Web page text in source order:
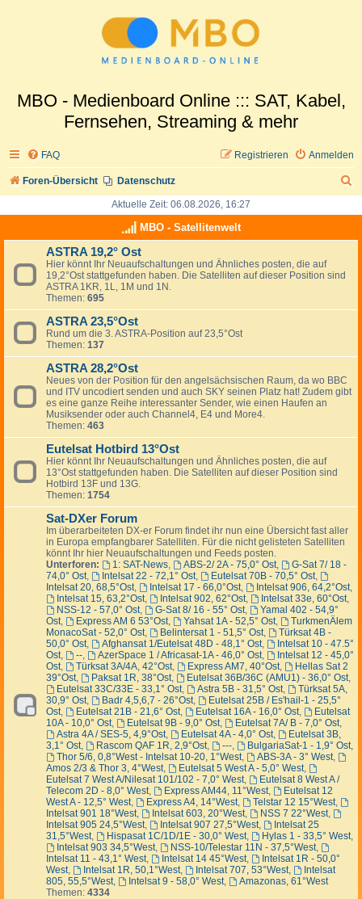
MBO - Medienboard Online ::: SAT, Kabel,
Fernsehen, Streaming & mehr
FAQ Anmelden
Registrieren
Foren-Übersicht Datenschutz
h
Aktuelle Zeit: 06.08.2026, 16:27
MBO - Satellitenwelt
ASTRA 19,2° Ost
Hier könnt Ihr Neuaufschaltungen und Ähnliches posten, die auf
19,2°Ost stattgefunden haben. Die Satelliten auf dieser Position sind
ASTRA 1KR, 1L, 1M und 1N.
Themen: 695
ASTRA 23,5°Ost
Rund um die 3. ASTRA-Position auf 23,5°Ost
Themen: 137
ASTRA 28,2°Ost
Neues von der Position für den angelsächsischen Raum, da wo BBC
und ITV uncodiert senden und auch SKY seinen Platz hat! Zudem gibt
es eine ganze Reihe interessanter Sender, wie einen Haufen an
Musiksender oder auch Channel4, E4 und More4.
Themen: 463
Eutelsat Hotbird 13°Ost
Hier könnt Ihr Neuaufschaltungen und Ähnliches posten, die auf
13°Ost stattgefunden haben. Die Satelliten auf dieser Position sind
Hotbird 13F und 13G.
Themen: 1754
Sat-DXer Forum
Im überarbeiteten DX-er Forum findet ihr nun eine Übersicht fast aller
in Europa empfangbarer Satelliten. Für die nicht gelisteten Satelliten
könnt Ihr hier Neuaufschaltungen und Feeds posten.
Unterforen:
1: SAT-News, ABS-2/ 2A - 75,0° Ost,
G-Sat 7/ 18 -
74,0° Ost, Intelsat 22 - 72,1° Ost, Eutelsat 70B - 70,5° Ost,
Intelsat 20, 68,5°Ost, Intelsat 17 - 66,0°Ost, Intelsat 906, 64,2°Ost,
Intelsat 15, 63,2°Ost, Intelsat 902, 62°Ost, Intelsat 33e, 60°Ost,
NSS-12 - 57,0° Ost, G-Sat 8/ 16 - 55° Ost,
Yamal 402 - 54,9°
Ost, Express AM 6 53°Ost, Yahsat 1A - 52,5° Ost,
TurkmenÄlem
MonacoSat - 52,0° Ost, Belintersat 1 - 51,5° Ost,
Türksat 4B -
50,0° Ost, Afghansat 1/Eutelsat 48D - 48,1° Ost,
Intelsat 10 - 47.5°
Ost, --, AzerSpace 1 / Africasat-1A - 46,0° Ost,
Intelsat 12 - 45,0°
Ost, Türksat 3A/4A, 42°Ost, Express AM7, 40°Ost,
Hellas Sat 2
39°Ost, Paksat 1R, 38°Ost, Eutelsat 36B/36C (AMU1) - 36,0° Ost,
Eutelsat 33C/33E - 33,1° Ost, Astra 5B - 31,5° Ost,
Türksat 5A,
30,9° Ost, Badr 4,5,6,7 - 26°Ost,
Eutelsat 25B / Es'hail-1 - 25,5°
Ost, Eutelsat 21B - 21,6° Ost, Eutelsat 16A - 16,0° Ost,
Eutelsat
10A - 10,0° Ost, Eutelsat 9B - 9,0° Ost, Eutelsat 7A/ B - 7,0° Ost,
Astra 4A / SES-5, 4,9°Ost, Eutelsat 4A - 4,0° Ost,
Eutelsat 3B,
3,1° Ost, Rascom QAF 1R, 2,9°Ost, ---, BulgariaSat-1 - 1,9° Ost,
Thor 5/6, 0,8°West - Intelsat 10-20, 1°West, ABS-3A - 3° West,
Amos 2/3 & Thor 3, 4°West, Eutelsat 5 West A - 5,0° West,
Eutelsat 7 West A/Nilesat 101/102 - 7,0° West,
Eutelsat 8 West A /
Telecom 2D - 8,0° West, Express AM44, 11°West,
Eutelsat 12
West A - 12,5° West, Express A4, 14°West, Telstar 12 15°West,
Intelsat 901 18°West, Intelsat 603, 20°West, NSS 7 22°West,
Intelsat 905 24,5°West, Intelsat 907 27,5°West,
Intelsat 25
31,5°West, Hispasat 1C/1D/1E - 30,0° West, Hylas 1 - 33,5° West,
Intelsat 903 34,5°West, NSS-10/Telestar 11N - 37,5°West,
Intelsat 11 - 43,1° West, Intelsat 14 45°West,
Intelsat 1R - 50,0°
West, Intelsat 1R, 50,1°West, Intelsat 707, 53°West,
Intelsat
805, 55,5°West, Intelsat 9 - 58,0° West,
Amazonas, 61°West
Themen: 4334